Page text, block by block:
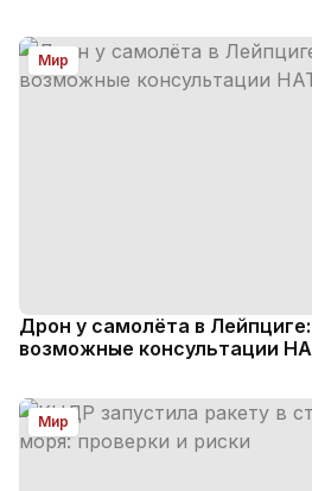
Мир
Дрон у самолёта в
возможные консультации
Мир